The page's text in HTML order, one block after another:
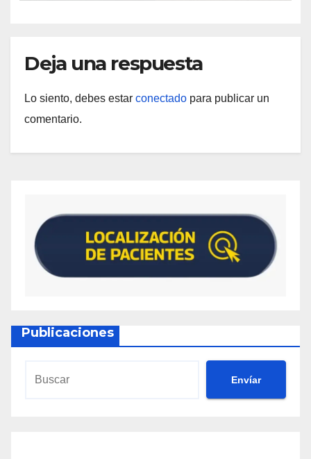
Deja una respuesta
Lo siento, debes estar conectado para publicar un
comentario.
Publicaciones
Envíar